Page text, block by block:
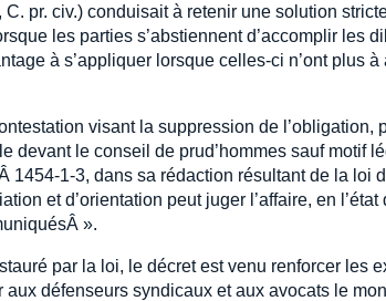
C. pr. civ.) conduisait à retenir une solution
les parties s’abstiennent d’accomplir les
à s’appliquer lorsque celles-ci n’ont plus
visant la suppression de l’obligation,
devant le conseil de prud’hommes sauf motif
1454-1-3, dans sa rédaction résultant de la loi
et d’orientation peut juger l’affaire, en
».
par la loi, le décret est venu renforcer les
défenseurs syndicaux et aux avocats le